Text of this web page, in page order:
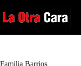
al
contenido
Familia Barrios